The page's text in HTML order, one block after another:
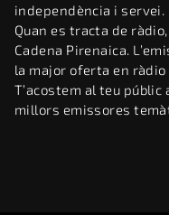
independència i servei.
Quan es tracta de
Cadena Pirenaica.
la major oferta en
T’acostem al teu
millors emissores